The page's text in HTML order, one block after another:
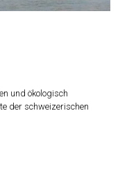
und ökologisch
der schweizerischen